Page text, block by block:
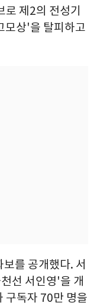
제2의 전성기
모상'을 탈피하고
를 공개했다. 서
선 서인영'을 개
구독자 70만 명을